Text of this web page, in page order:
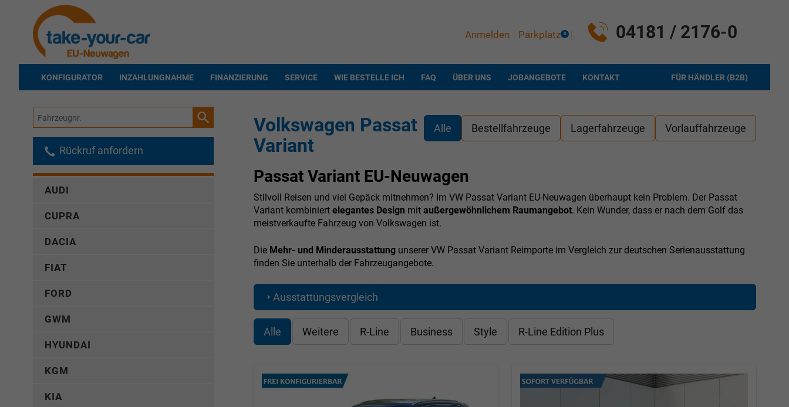
04181 / 2176-0
Anmelden Parkplatz 0
KONFIGURATOR INZAHLUNGNAHME FINANZIERUNG SERVICE WIE BESTELLE ICH FAQ ÜBER UNS JOBANGEBOTE FÜR HÄNDLER (B2B)
KONTAKT
Alle Bestellfahrzeuge Lagerfahrzeuge Vorlauffahrzeuge
Volkswagen Passat
Variant
Passat Variant EU-Neuwagen
Stilvoll Reisen und viel Gepäck mitnehmen? Im VW Passat Variant EU-Neuwagen überhaupt kein Problem. Der Passat
Variant kombiniert elegantes Design mit außergewöhnlichem Raumangebot. Kein Wunder, dass er nach dem Golf das
meistverkaufte Fahrzeug von Volkswagen ist.
Die Mehr- und Minderausstattung unserer VW Passat Variant Reimporte im Vergleich zur deutschen Serienausstattung
finden Sie unterhalb der Fahrzeugangebote.
Ausstattungsvergleich
Alle Weitere R-Line Business Style R-Line Edition Plus
Fahrzeugnr.
Rückruf anfordern
AUDI
CUPRA
DACIA
FIAT
FORD
GWM
HYUNDAI
KGM
KIA